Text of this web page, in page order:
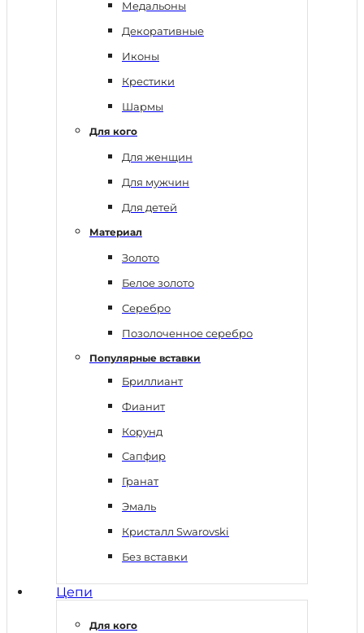
Медальоны
Декоративные
Иконы
Крестики
Шармы
Для кого
Для женщин
Для мужчин
Для детей
Материал
Золото
Белое золото
Серебро
Позолоченное серебро
Популярные вставки
Бриллиант
Фианит
Корунд
Сапфир
Гранат
Эмаль
Кристалл Swarovski
Без вставки
Цепи
Для кого